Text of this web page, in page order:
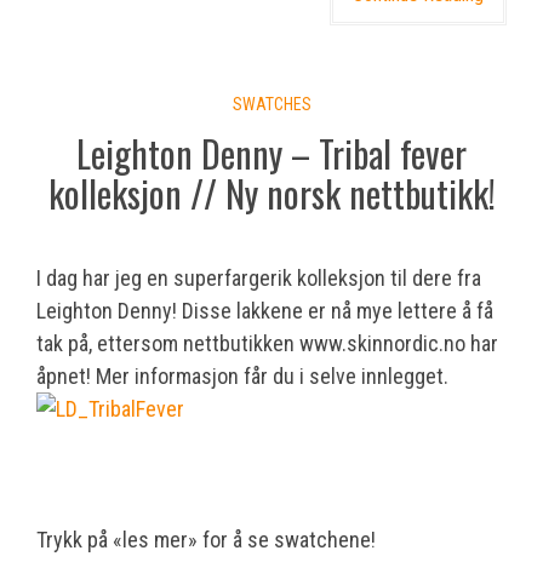
SWATCHES
Leighton Denny – Tribal fever
kolleksjon // Ny norsk nettbutikk!
I dag har jeg en superfargerik kolleksjon til dere fra
Leighton Denny! Disse lakkene er nå mye lettere å få
tak på, ettersom nettbutikken www.skinnordic.no har
åpnet! Mer informasjon får du i selve innlegget.
Trykk på «les mer» for å se swatchene!